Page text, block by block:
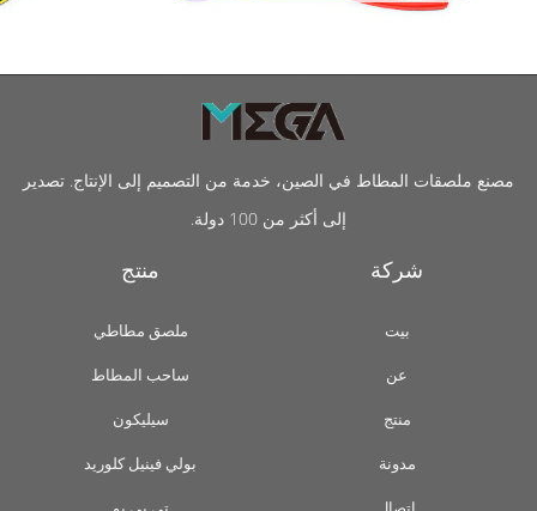
مصنع ملصقات المطاط في الصين، خدمة من التصميم إلى الإنتاج. تصدير
إلى أكثر من 100 دولة.
شركة
بيت
عن
منتج
مدونة
منتج
ملصق مطاطي
ساحب المطاط
سيليكون
بولي فينيل كلوريد